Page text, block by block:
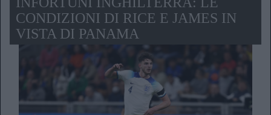
CONDIZIONI DI RICE E JAMES IN
VISTA DI PANAMA